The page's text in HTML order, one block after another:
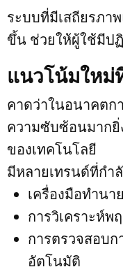
ระบบที่มีเสถียรภา
ขึ้น ช่วยให้ผู้ใช้มีป
แนวโน้มใหม่
คาดว่าในอนาคตก
ความซับซ้อนมาก
ของเทคโนโลยี
มีหลายเทรนด์ที่กำ
เครื่องมือทำนา
การวิเคราะห์พ
การตรวจสอบ
อัตโนมัติ